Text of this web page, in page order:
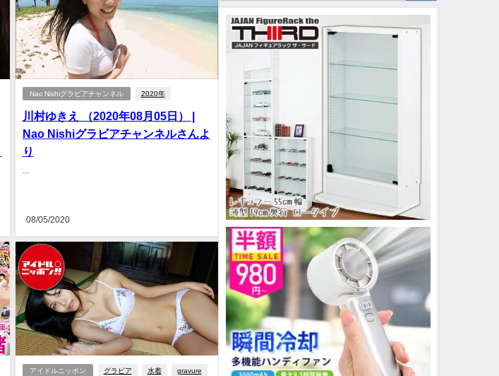
Nao Nishiグラビアチャンネル 2020年
川村ゆきえ （2020年08月05日） |
Nao Nishiグラビアチャンネルさんよ
り
08/05/2020
アイドルニッポン グラビア 水着 gravure